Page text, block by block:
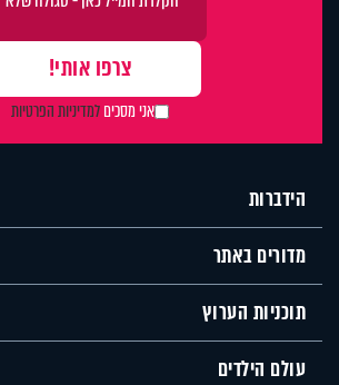
אני מסכיםלמדיניות הפרטיות
הידברות
מדורים באתר
תוכניות הערוץ
עולם הילדים